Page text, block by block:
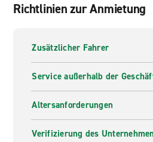
Richtlinien zur Anmietung
Zusätzlicher Fahrer
Service außerhalb der
Altersanforderungen
Verifizierung des